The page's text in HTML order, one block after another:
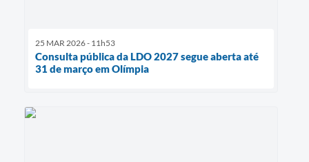
25 MAR 2026 - 11h53
Consulta pública da LDO 2027 segue aberta até
31 de março em Olímpia